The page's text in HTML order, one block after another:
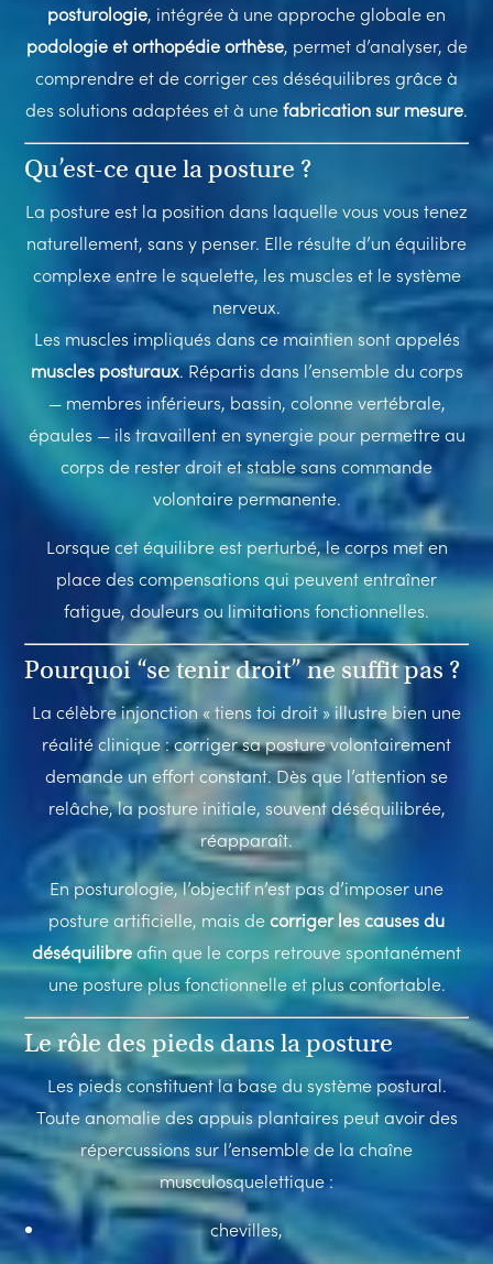
posturologie, intégrée à une approche globale en
podologie et orthopédie orthèse, permet d’analyser, de
comprendre et de corriger ces déséquilibres grâce à
des solutions adaptées et à unefabrication sur mesure.
Qu’est-ce que la posture ?
La posture est la position dans laquelle vous vous tenez
naturellement, sans y penser. Elle résulte d’un équilibre
complexe entre le squelette, les muscles et le système
nerveux.
Les muscles impliqués dans ce maintien sont appelés
muscles posturaux. Répartis dans l’ensemble du corps
— membres inférieurs, bassin, colonne vertébrale,
épaules — ils travaillent en synergie pour permettre au
corps de rester droit et stable sans commande
volontaire permanente.
Lorsque cet équilibre est perturbé, le corps met en
place des compensations qui peuvent entraîner
fatigue, douleurs ou limitations fonctionnelles.
Pourquoi “se tenir droit” ne suffit pas ?
La célèbre injonction « tiens toi droit » illustre bien une
réalité clinique : corriger sa posture volontairement
demande un effort constant. Dès que l’attention se
relâche, la posture initiale, souvent déséquilibrée,
réapparaît.
En posturologie, l’objectif n’est pas d’imposer une
posture artificielle, mais decorriger les causes du
déséquilibreafin que le corps retrouve spontanément
une posture plus fonctionnelle et plus confortable.
Le rôle des pieds dans la posture
Les pieds constituent la base du système postural.
Toute anomalie des appuis plantaires peut avoir des
répercussions sur l’ensemble de la chaîne
musculosquelettique :
chevilles,